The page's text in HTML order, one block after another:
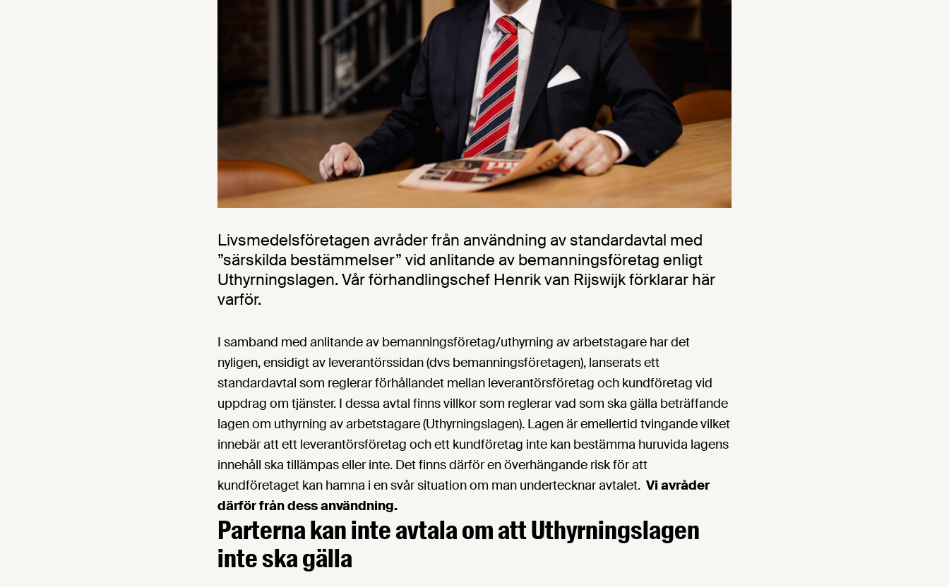
Livsmedelsföretagen avråder från användning av standardavtal med
”särskilda bestämmelser” vid anlitande av bemanningsföretag enligt
Uthyrningslagen. Vår förhandlingschef Henrik van Rijswijk förklarar här
varför.
I samband med anlitande av bemanningsföretag/uthyrning av arbetstagare har det
nyligen, ensidigt av leverantörssidan (dvs bemanningsföretagen), lanserats ett
standardavtal som reglerar förhållandet mellan leverantörsföretag och kundföretag vid
uppdrag om tjänster. I dessa avtal finns villkor som reglerar vad som ska gälla beträffande
lagen om uthyrning av arbetstagare (Uthyrningslagen). Lagen är emellertid tvingande vilket
innebär att ett leverantörsföretag och ett kundföretag inte kan bestämma huruvida lagens
innehåll ska tillämpas eller inte. Det finns därför en överhängande risk för att
kundföretaget kan hamna i en svår situation om man undertecknar avtalet. Vi avråder
därför från dess användning.
Parterna kan inte avtala om att Uthyrningslagen
inte ska gälla